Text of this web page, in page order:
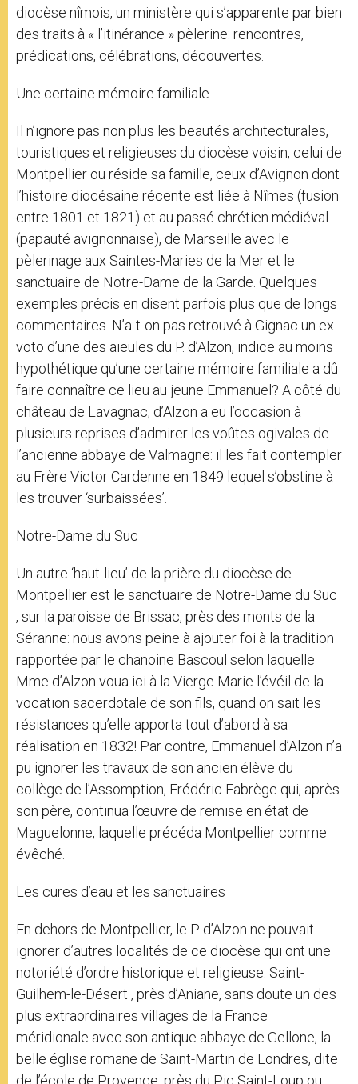
diocèse nîmois, un ministère qui s’apparente par bien
des traits à « l’itinérance » pèlerine: rencontres,
prédications, célébrations, découvertes.
Une certaine mémoire familiale
Il n’ignore pas non plus les beautés architecturales,
touristiques et religieuses du diocèse voisin, celui de
Montpellier ou réside sa famille, ceux d’Avignon dont
l’histoire diocésaine récente est liée à Nîmes (fusion
entre 1801 et 1821) et au passé chrétien médiéval
(papauté avignonnaise), de Marseille avec le
pèlerinage aux Saintes-Maries de la Mer et le
sanctuaire de Notre-Dame de la Garde. Quelques
exemples précis en disent parfois plus que de longs
commentaires. N’a-t-on pas retrouvé à Gignac un ex-
voto d’une des aïeules du P. d’Alzon, indice au moins
hypothétique qu’une certaine mémoire familiale a dû
faire connaître ce lieu au jeune Emmanuel? A côté du
château de Lavagnac, d’Alzon a eu l’occasion à
plusieurs reprises d’admirer les voûtes ogivales de
l’ancienne abbaye de Valmagne: il les fait contempler
au Frère Victor Cardenne en 1849 lequel s’obstine à
les trouver ‘surbaissées’.
Notre-Dame du Suc
Un autre ‘haut-lieu’ de la prière du diocèse de
Montpellier est le sanctuaire de Notre-Dame du Suc
, sur la paroisse de Brissac, près des monts de la
Séranne: nous avons peine à ajouter foi à la tradition
rapportée par le chanoine Bascoul selon laquelle
Mme d’Alzon voua ici à la Vierge Marie l’évéil de la
vocation sacerdotale de son fils, quand on sait les
résistances qu’elle apporta tout d’abord à sa
réalisation en 1832! Par contre, Emmanuel d’Alzon n’a
pu ignorer les travaux de son ancien élève du
collège de l’Assomption, Frédéric Fabrège qui, après
son père, continua l’œuvre de remise en état de
Maguelonne, laquelle précéda Montpellier comme
évêché.
Les cures d’eau et les sanctuaires
En dehors de Montpellier, le P. d’Alzon ne pouvait
ignorer d’autres localités de ce diocèse qui ont une
notoriété d’ordre historique et religieuse: Saint-
Guilhem-le-Désert , près d’Aniane, sans doute un des
plus extraordinaires villages de la France
méridionale avec son antique abbaye de Gellone, la
belle église romane de Saint-Martin de Londres, dite
de l’école de Provence, près du Pic Saint-Loup ou